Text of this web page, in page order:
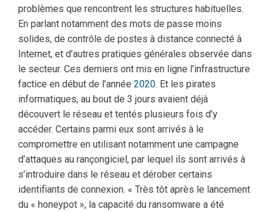
problèmes que rencontrent les structures habituelles.
En parlant notamment des mots de passe moins
solides, de contrôle de postes à distance connecté à
Internet, et d’autres pratiques générales observée dans
le secteur. Ces derniers ont mis en ligne l’infrastructure
factice en début de l’année 2020. Et les pirates
informatiques, au bout de 3 jours avaient déjà
découvert le réseau et tentés plusieurs fois d’y
accéder. Certains parmi eux sont arrivés à le
compromettre en utilisant notamment une campagne
d’attaques au rançongiciel, par lequel ils sont arrivés à
s’introduire dans le réseau et dérober certains
identifiants de connexion. « Très tôt après le lancement
du « honeypot », la capacité du ransomware a été